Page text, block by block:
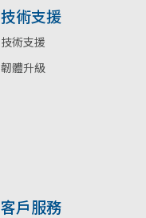
技術支援
技術支援
韌體升級
客戶服務